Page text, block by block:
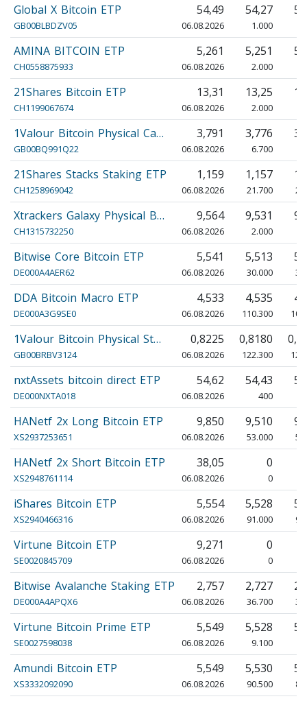
Global X Bitcoin ETP
GB00BLBDZV05
54,49
06.08.2026
54,27
1.000
AMINA BITCOIN ETP
CH0558875933
5,261
06.08.2026
5,251
2.000
21Shares Bitcoin ETP
CH1199067674
13,31
06.08.2026
13,25
2.000
1Valour Bitcoin Physical Ca…
GB00BQ991Q22
3,791
06.08.2026
3,776
6.700
21Shares Stacks Staking ETP
CH1258969042
1,159
06.08.2026
1,157
21.700
Xtrackers Galaxy Physical B…
CH1315732250
9,564
06.08.2026
9,531
2.000
Bitwise Core Bitcoin ETP
DE000A4AER62
5,541
06.08.2026
5,513
30.000
DDA Bitcoin Macro ETP
DE000A3G9SE0
4,533
06.08.2026
4,535
110.300
1Valour Bitcoin Physical St…
GB00BRBV3124
0,8225
06.08.2026
0,8180
122.300
nxtAssets bitcoin direct ETP
DE000NXTA018
54,62
06.08.2026
54,43
400
HANetf 2x Long Bitcoin ETP
XS2937253651
9,850
06.08.2026
9,510
53.000
HANetf 2x Short Bitcoin ETP
XS2948761114
38,05
06.08.2026
0
0
iShares Bitcoin ETP
XS2940466316
5,554
06.08.2026
5,528
91.000
Virtune Bitcoin ETP
SE0020845709
9,271
06.08.2026
0
0
Bitwise Avalanche Staking ETP
DE000A4APQX6
2,757
06.08.2026
2,727
36.700
Virtune Bitcoin Prime ETP
SE0027598038
5,549
06.08.2026
5,528
9.100
Amundi Bitcoin ETP
XS3332092090
5,549
06.08.2026
5,530
90.500